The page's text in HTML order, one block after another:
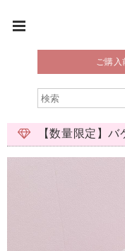
ご購
【数量限定】